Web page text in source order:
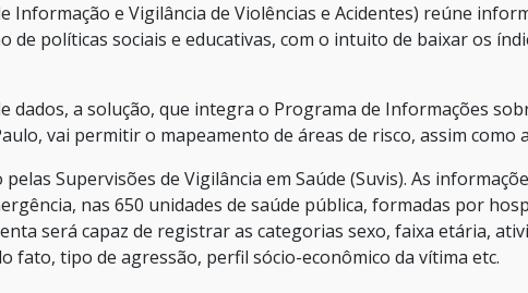
Informação e Vigilância de Violências e Acidentes) reúne
de políticas sociais e educativas, com o intuito de baixar os
dados, a solução, que integra o Programa de Informações
vai permitir o mapeamento de áreas de risco, assim como
pelas Supervisões de Vigilância em Saúde (Suvis). As
nas 650 unidades de saúde pública, formadas por
será capaz de registrar as categorias sexo, faixa etária,
fato, tipo de agressão, perfil sócio-econômico da vítima etc.